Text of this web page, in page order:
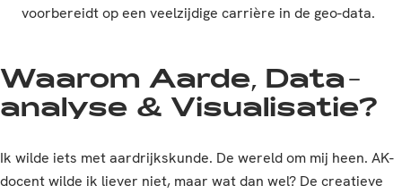
voorbereidt op een veelzijdige carrière in de geo-data.
Waarom Aarde, Data-
analyse & Visualisatie?
Ik wilde iets met aardrijkskunde. De wereld om mij heen. AK-
docent wilde ik liever niet, maar wat dan wel? De creatieve